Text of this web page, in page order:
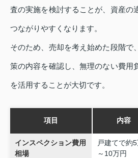
査の実施を検討することが、資産の
つながりやすくなります。
そのため、売却を考え始めた段階で
策の内容を確認し、無理のない費用
を活用することが大切です。
項目 内容
インスペクション費用
相場
戸建てで約
～10万円